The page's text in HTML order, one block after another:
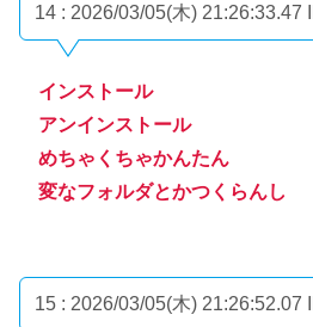
14 : 2026/03/05(木) 21:26:33.47
インストール
アンインストール
めちゃくちゃかんたん
変なフォルダとかつくらんし
15 : 2026/03/05(木) 21:26:52.07